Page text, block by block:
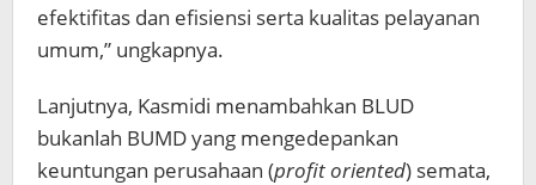
efektifitas dan efisiensi serta kualitas pelayanan
umum,” ungkapnya.
Lanjutnya, Kasmidi menambahkan BLUD
bukanlah BUMD yang mengedepankan
keuntungan perusahaan (profit oriented) semata,